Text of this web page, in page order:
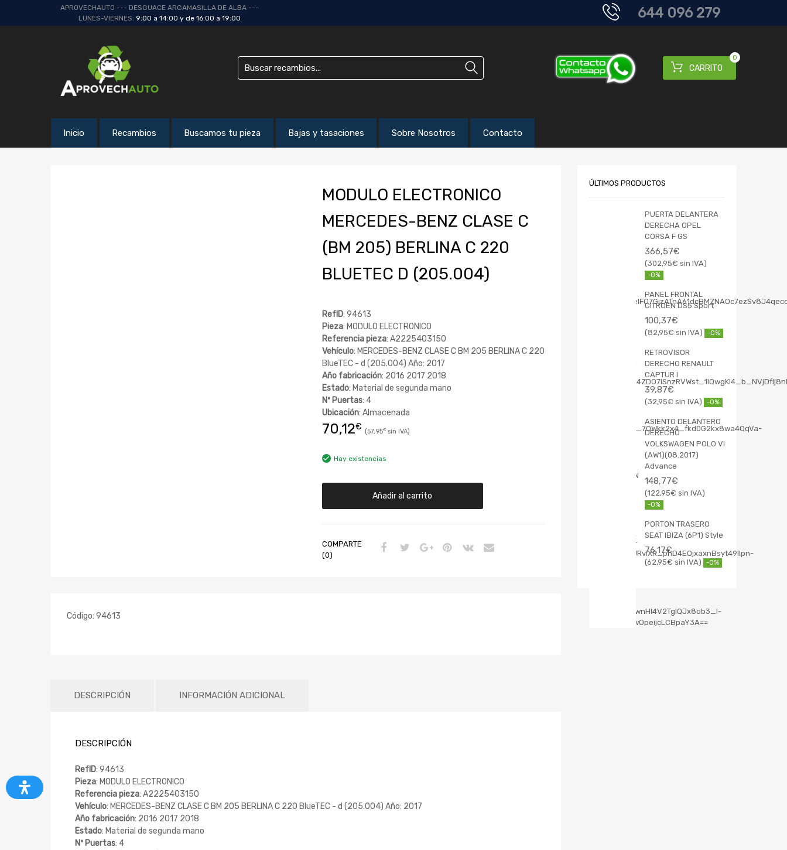
APROVECHAUTO --- DESGUACE ARGAMASILLA DE ALBA ---
LUNES-VIERNES: 9:00 a 14:00 y de 16:00 a 19:00 644 096 279
CARRITO
0
Inicio Recambios Buscamos tu pieza Bajas y tasaciones Sobre Nosotros Contacto
MODULO ELECTRONICO
MERCEDES-BENZ CLASE C
(BM 205) BERLINA C 220
BLUETEC D (205.004)
RefID: 94613
Pieza: MODULO ELECTRONICO
Referencia pieza: A2225403150
Vehículo: MERCEDES-BENZ CLASE C BM 205 BERLINA C 220
BlueTEC - d (205.004) Año: 2017
Año fabricación: 2016 2017 2018
Estado: Material de segunda mano
Nº Puertas: 4
Ubicación: Almacenada
70,12€ 57,95€
Hay existencias
Añadir al carrito
COMPARTE
(0)
Código: 94613
DESCRIPCIÓN INFORMACIÓN ADICIONAL
DESCRIPCIÓN
RefID: 94613
Pieza: MODULO ELECTRONICO
Referencia pieza: A2225403150
Vehículo: MERCEDES-BENZ CLASE C BM 205 BERLINA C 220 BlueTEC - d (205.004) Año: 2017
Año fabricación: 2016 2017 2018
Estado: Material de segunda mano
Nº Puertas: 4
ÚLTIMOS PRODUCTOS
PUERTA DELANTERA
DERECHA OPEL
CORSA F GS
366,57€
302,95€
-0%
PANEL FRONTAL
CITROEN DS5 Sport
100,37€
82,95€ -0%
RETROVISOR
DERECHO RENAULT
CAPTUR I
39,87€
32,95€ -0%
ASIENTO DELANTERO
DERECHO
VOLKSWAGEN POLO VI
(AW1)(08.2017)
Advance
148,77€
122,95€
-0%
PORTON TRASERO
SEAT IBIZA (6P1) Style
76,17€
62,95€ -0%